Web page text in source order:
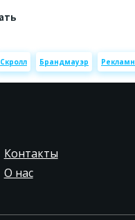
Скролл Брандмауэр
Контакты
О нас